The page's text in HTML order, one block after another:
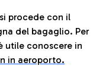
procede con il
del bagaglio. Per
utile conoscere in
in aeroporto.